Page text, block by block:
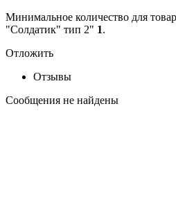
Минимальное количество для
"Солдатик" тип 2" 1.
Отложить
Отзывы
Сообщения не найдены